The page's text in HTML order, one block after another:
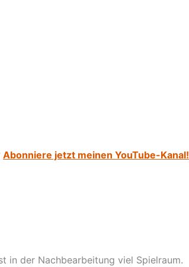
Abonniere jetzt meinen YouTube-Kanal!
in der Nachbearbeitung viel Spielraum.